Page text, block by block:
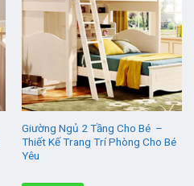
Giường Ngủ 2 Tầng Cho Bé –
Thiết Kế Trang Trí Phòng Cho Bé
Yêu